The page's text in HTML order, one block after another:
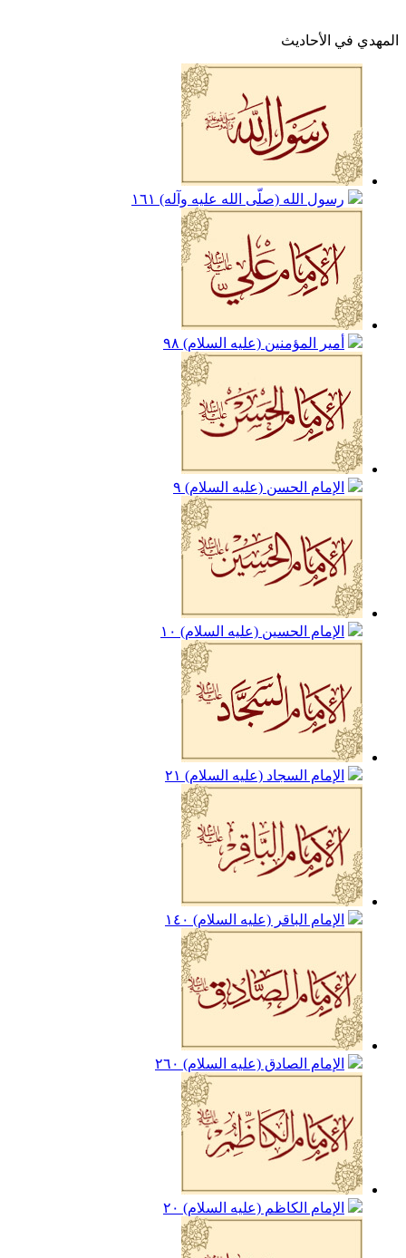
المهدي في الأحاديث
رسول الله (صلّى الله عليه وآله) ١٦١
أمير المؤمنين (عليه السلام) ٩٨
الإمام الحسن (عليه السلام) ٩
الإمام الحسين (عليه السلام) ١٠
الإمام السجاد (عليه السلام) ٢١
الإمام الباقر (عليه السلام) ١٤٠
الإمام الصادق (عليه السلام) ٢٦٠
الإمام الكاظم (عليه السلام) ٢٠